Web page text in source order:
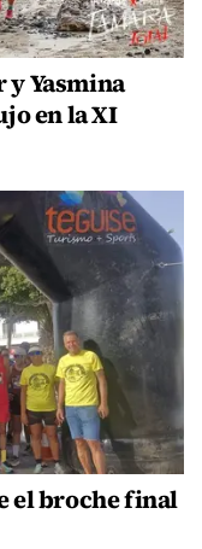
y Yasmina
en la XI
el broche final